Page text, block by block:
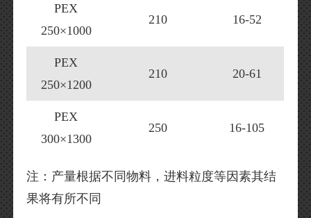
PEX
250×1000
210 16-52
PEX
250×1200
210 20-61
PEX
300×1300
250 16-105
注：产量根据不同物料，进料粒度等因素其结
果将有所不同